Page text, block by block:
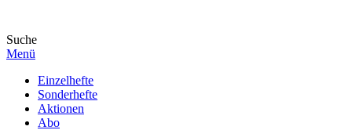
Suche
Menü
Einzelhefte
Sonderhefte
Aktionen
Abo